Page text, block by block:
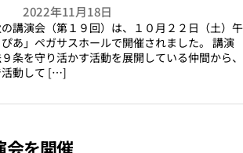
2022年11月18日
講演会（第１９回）は、１０月２２日（土）午
あ」ペガサスホールで開催されました。 講演
条を守り活かす活動を展開している仲間から、
活動して […]
会を開催